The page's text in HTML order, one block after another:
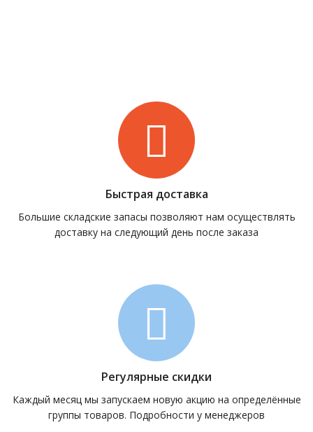
Быстрая доставка
Большие складские запасы позволяют нам осуществлять
доставку на следующий день после заказа
Регулярные скидки
Каждый месяц мы запускаем новую акцию на определённые
группы товаров. Подробности у менеджеров